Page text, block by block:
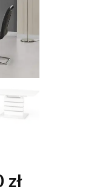
złAktualna